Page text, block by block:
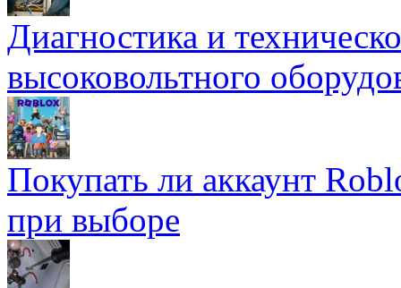
Диагностика и
высоковольтного
Покупать ли аккаунт
при выборе